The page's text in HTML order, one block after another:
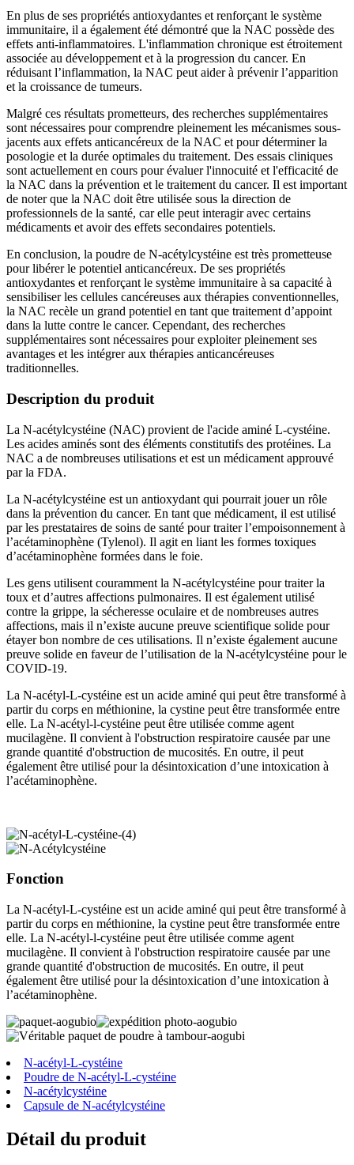
En plus de ses propriétés antioxydantes et renforçant le système
immunitaire, il a également été démontré que la NAC possède des
effets anti-inflammatoires. L'inflammation chronique est étroitement
associée au développement et à la progression du cancer. En
réduisant l’inflammation, la NAC peut aider à prévenir l’apparition
et la croissance de tumeurs.
Malgré ces résultats prometteurs, des recherches supplémentaires
sont nécessaires pour comprendre pleinement les mécanismes sous-
jacents aux effets anticancéreux de la NAC et pour déterminer la
posologie et la durée optimales du traitement. Des essais cliniques
sont actuellement en cours pour évaluer l'innocuité et l'efficacité de
la NAC dans la prévention et le traitement du cancer. Il est important
de noter que la NAC doit être utilisée sous la direction de
professionnels de la santé, car elle peut interagir avec certains
médicaments et avoir des effets secondaires potentiels.
En conclusion, la poudre de N-acétylcystéine est très prometteuse
pour libérer le potentiel anticancéreux. De ses propriétés
antioxydantes et renforçant le système immunitaire à sa capacité à
sensibiliser les cellules cancéreuses aux thérapies conventionnelles,
la NAC recèle un grand potentiel en tant que traitement d’appoint
dans la lutte contre le cancer. Cependant, des recherches
supplémentaires sont nécessaires pour exploiter pleinement ses
avantages et les intégrer aux thérapies anticancéreuses
traditionnelles.
Description du produit
La N-acétylcystéine (NAC) provient de l'acide aminé L-cystéine.
Les acides aminés sont des éléments constitutifs des protéines. La
NAC a de nombreuses utilisations et est un médicament approuvé
par la FDA.
La N-acétylcystéine est un antioxydant qui pourrait jouer un rôle
dans la prévention du cancer. En tant que médicament, il est utilisé
par les prestataires de soins de santé pour traiter l’empoisonnement à
l’acétaminophène (Tylenol). Il agit en liant les formes toxiques
d’acétaminophène formées dans le foie.
Les gens utilisent couramment la N-acétylcystéine pour traiter la
toux et d’autres affections pulmonaires. Il est également utilisé
contre la grippe, la sécheresse oculaire et de nombreuses autres
affections, mais il n’existe aucune preuve scientifique solide pour
étayer bon nombre de ces utilisations. Il n’existe également aucune
preuve solide en faveur de l’utilisation de la N-acétylcystéine pour le
COVID-19.
La N-acétyl-L-cystéine est un acide aminé qui peut être transformé à
partir du corps en méthionine, la cystine peut être transformée entre
elle. La N-acétyl-l-cystéine peut être utilisée comme agent
mucilagène. Il convient à l'obstruction respiratoire causée par une
grande quantité d'obstruction de mucosités. En outre, il peut
également être utilisé pour la désintoxication d’une intoxication à
l’acétaminophène.
Fonction
La N-acétyl-L-cystéine est un acide aminé qui peut être transformé à
partir du corps en méthionine, la cystine peut être transformée entre
elle. La N-acétyl-l-cystéine peut être utilisée comme agent
mucilagène. Il convient à l'obstruction respiratoire causée par une
grande quantité d'obstruction de mucosités. En outre, il peut
également être utilisé pour la désintoxication d’une intoxication à
l’acétaminophène.
N-acétyl-L-cystéine
Poudre de N-acétyl-L-cystéine
N-acétylcystéine
Capsule de N-acétylcystéine
Détail du produit